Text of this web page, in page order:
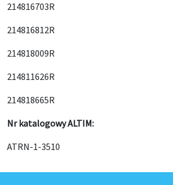
214816703R
214816812R
214818009R
214811626R
214818665R
Nr katalogowy ALTIM:
ATRN-1-3510